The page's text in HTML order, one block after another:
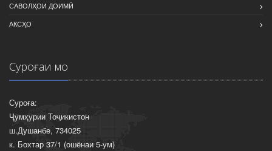
САВОЛҲОИ ДОИМӢ
АКСҲО
Суроғаи мо
Суроға:
Ҷумҳурии Тоҷикистон
ш.Душанбе, 734025
к. Бохтар 37/1 (ошёнаи 5-ум)